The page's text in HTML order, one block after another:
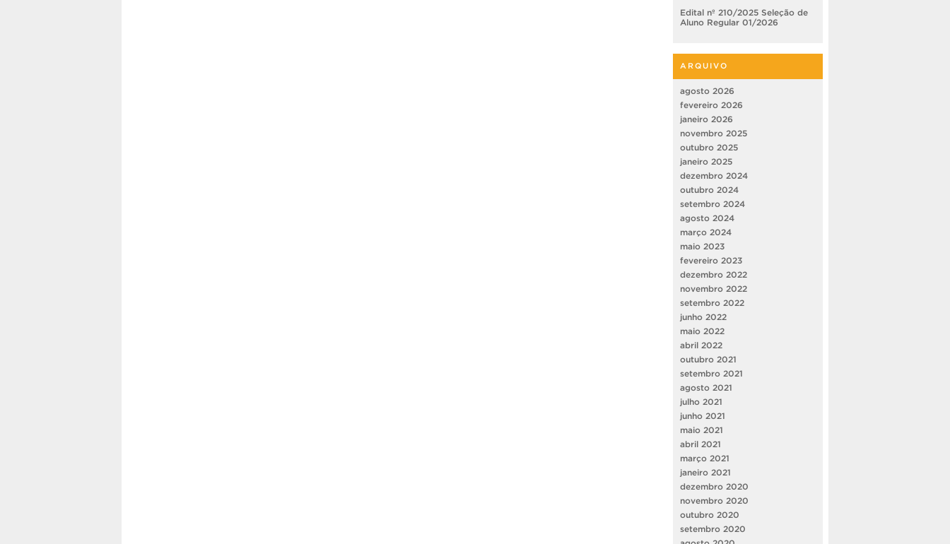
Edital nº 210/2025 Seleção de
Aluno Regular 01/2026
ARQUIVO
agosto 2026
fevereiro 2026
janeiro 2026
novembro 2025
outubro 2025
janeiro 2025
dezembro 2024
outubro 2024
setembro 2024
agosto 2024
março 2024
maio 2023
fevereiro 2023
dezembro 2022
novembro 2022
setembro 2022
junho 2022
maio 2022
abril 2022
outubro 2021
setembro 2021
agosto 2021
julho 2021
junho 2021
maio 2021
abril 2021
março 2021
janeiro 2021
dezembro 2020
novembro 2020
outubro 2020
setembro 2020